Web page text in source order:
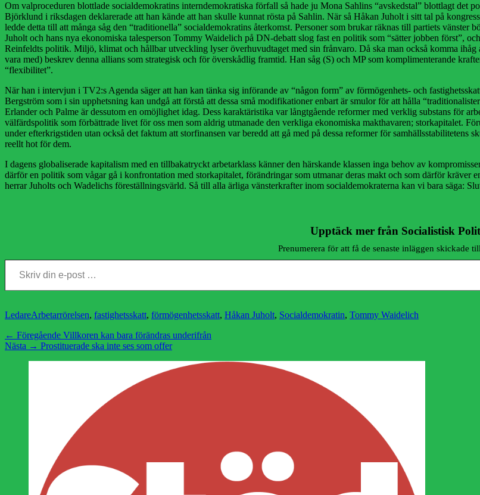
Om valproceduren blottlade socialdemokratins interndemokratiska förfall så hade ju Mona Sahlins “avskedstal” blottlagt det
Björklund i riksdagen deklarerade att han kände att han skulle kunnat rösta på Sahlin. När så Håkan Juholt i sitt tal på
ledde detta till att många såg den “traditionella” socialdemokratins återkomst. Personer som brukar räknas till partiets vänster
Juholt och hans nya ekonomiska talesperson Tommy Waidelich på DN-debatt slog fast en politik som “sätter jobben först”,
Reinfeldts politik. Miljö, klimat och hållbar utveckling lyser överhuvudtaget med sin frånvaro. Då ska man också komma
vara med) beskrev denna allians som strategisk och för överskådlig framtid. Han såg (S) och MP som komplimenterande
“flexibilitet”.
När han i intervjun i TV2:s Agenda säger att han kan tänka sig införande av “någon form” av förmögenhets- och
Bergström som i sin upphetsning kan undgå att förstå att dessa små modifikationer enbart är smulor för att hålla
Erlander och Palme är dessutom en omöjlighet idag. Dess karaktäristika var långtgående reformer med verklig substans för
välfärdspolitik som förbättrade livet för oss men som aldrig utmanade den verkliga ekonomiska makthavaren; storkapitalet.
under efterkrigstiden utan också det faktum att storfinansen var beredd att gå med på dessa reformer för
reellt hot för dem.
I dagens globaliserade kapitalism med en tillbakatryckt arbetarklass känner den härskande klassen inga behov av
därför en politik som vågar gå i konfrontation med storkapitalet, förändringar som utmanar deras makt och som därför kräver
herrar Juholts och Wadelichs föreställningsvärld. Så till alla ärliga vänsterkrafter inom socialdemokraterna kan vi bara säga:
Upptäck mer från Socialistisk
Prenumerera för att få de senaste inläggen skickade
Skriv din e-post …
Kategorier
LedareEtiketter
Arbetarrörelsen, fastighetsskatt, förmögenhetsskatt, Håkan Juholt, Socialdemokratin, Tommy Waidelich
Inläggsnavigering
← Föregående Föregående
inlägg:
Villkoren kan bara förändras underifrån
Nästa → Nästa
Prostituerade ska inte ses som offer